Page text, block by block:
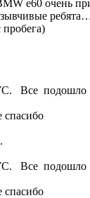
e60 очень
Все подошло я
спасибо
Все подошло я
спасибо